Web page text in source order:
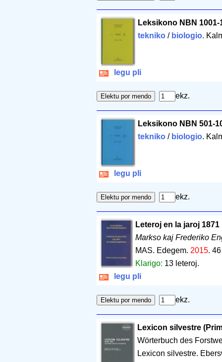
Leksikono NBN 1001-
tekniko/ biologio.
legu pli
ekz.
Leksikono NBN 501-
tekniko/ biologio.
legu pli
ekz.
Leteroj en la jaroj
Markso kaj Frederiko
MAS. Edegem. 2015.
Klarigo: 13 leteroj.
legu pli
ekz.
Lexicon silvestre
Wörterbuch des
Lexicon silvestre.